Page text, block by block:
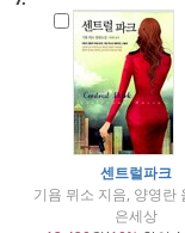
센트럴파크
기욤 뮈소 지음, 양영란
은세상